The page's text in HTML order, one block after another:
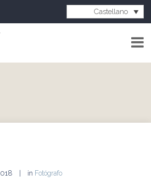
Castellano
| in Fotógrafo